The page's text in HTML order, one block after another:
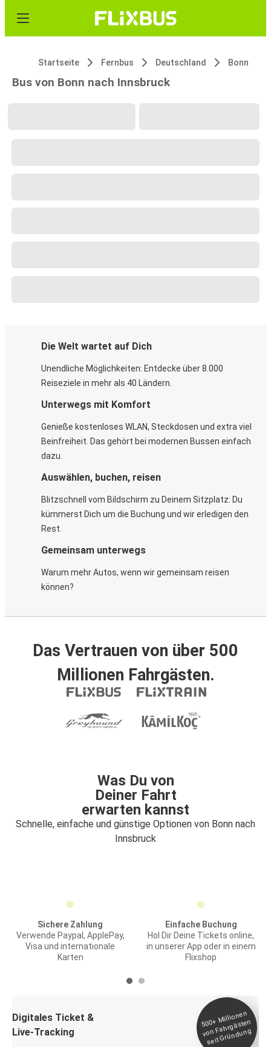
Startseite Fernbus Deutschland Bonn
Bus von Bonn nach Innsbruck
Die Welt wartet auf Dich
Unendliche Möglichkeiten: Entdecke über 8.000
Reiseziele in mehr als 40 Ländern.
Unterwegs mit Komfort
Genieße kostenloses WLAN, Steckdosen und extra viel
Beinfreiheit. Das gehört bei modernen Bussen einfach
dazu.
Auswählen, buchen, reisen
Blitzschnell vom Bildschirm zu Deinem Sitzplatz: Du
kümmerst Dich um die Buchung und wir erledigen den
Rest.
Gemeinsam unterwegs
Warum mehr Autos, wenn wir gemeinsam reisen
können?
Das Vertrauen von über 500
Millionen Fahrgästen.
Was Du von
Deiner Fahrt
erwarten kannst
Schnelle, einfache und günstige Optionen von Bonn nach
Innsbruck
Sichere Zahlung
Verwende Paypal, ApplePay,
Visa und internationale
Karten
Einfache Buchung
Hol Dir Deine Tickets online,
in unserer App oder in einem
Flixshop
Digitales Ticket &
Live-Tracking
500+
Millionen
von Fahrgästen
seit
Gründung